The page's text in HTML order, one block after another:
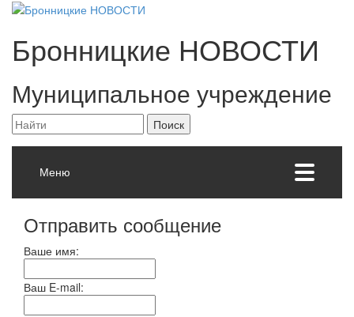
Бронницкие НОВОСТИ
Муниципальное учреждение
Меню
Отправить сообщение
Ваше имя:
Ваш E-mail: